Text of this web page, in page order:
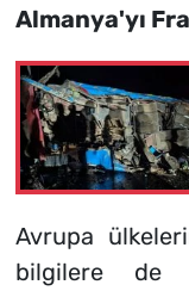
Almanya'yı
Avrupa
bilgilere de